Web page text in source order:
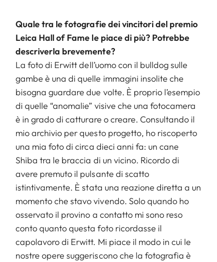
Quale tra le fotografie dei vincitori del premio
Leica Hall of Fame le piace di più? Potrebbe
descriverla brevemente?
La foto di Erwitt dell’uomo con il bulldog sulle
gambe è una di quelle immagini insolite che
bisogna guardare due volte. È proprio l’esempio
di quelle “anomalie” visive che una fotocamera
è in grado di catturare o creare. Consultando il
mio archivio per questo progetto, ho riscoperto
una mia foto di circa dieci anni fa: un cane
Shiba tra le braccia di un vicino. Ricordo di
avere premuto il pulsante di scatto
istintivamente. È stata una reazione diretta a un
momento che stavo vivendo. Solo quando ho
osservato il provino a contatto mi sono reso
conto quanto questa foto ricordasse il
capolavoro di Erwitt. Mi piace il modo in cui le
nostre opere suggeriscono che la fotografia è